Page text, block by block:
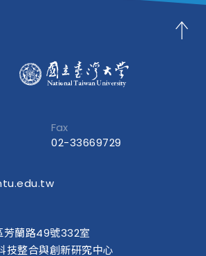
Fax
02-33669729
芳蘭路49號332室
技整合與創新研究中心